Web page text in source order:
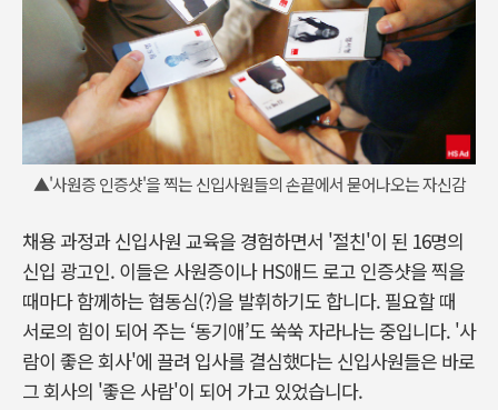
▲'사원증 인증샷'을 찍는 신입사원들의 손끝에서 묻어나오는 자신감
채용 과정과 신입사원 교육을 경험하면서 '절친'이 된 16명의
신입 광고인. 이들은 사원증이나 HS애드 로고 인증샷을 찍을
때마다 함께하는 협동심(?)을 발휘하기도 합니다. 필요할 때
서로의 힘이 되어 주는 ‘동기애’도 쑥쑥 자라나는 중입니다. '사
람이 좋은 회사'에 끌려 입사를 결심했다는 신입사원들은 바로
그 회사의 '좋은 사람'이 되어 가고 있었습니다.